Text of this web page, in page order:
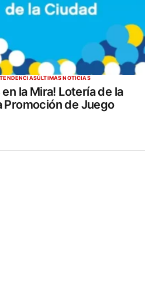
TENDENCIASÚLTIMAS NOTICIAS
la Mira! Lotería de la
Promoción de Juego